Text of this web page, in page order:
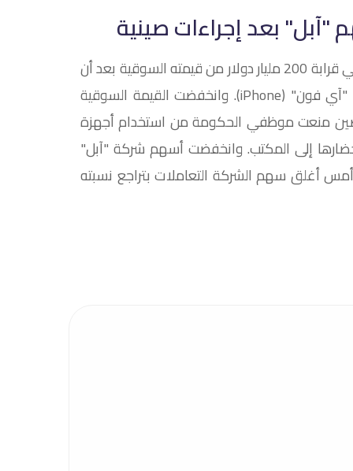
تراجع سهم شركة "آبل" وخسر عملاق الإلكترونيات الأمريكي قرابة 200 مليار دولار من قيمته السوقية بعد أن
حظرت بكين على المسؤولين الحكوميين استخدام أجهزة "آي فون" (iPhone). وانخفضت القيمة السوقية
أفادت بأن الصين منعت موظفي الحكومة من استخدام أجهزة
إلى المكتب. وانخفضت أسهم شركة "آبل"
الماضيين. وأمس أغلق سهم الشركة التعاملات بتراجع نسبته